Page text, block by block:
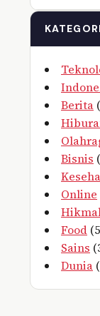
KATEGORI
Berita
Bisnis
Online
Food
Sains
Dunia